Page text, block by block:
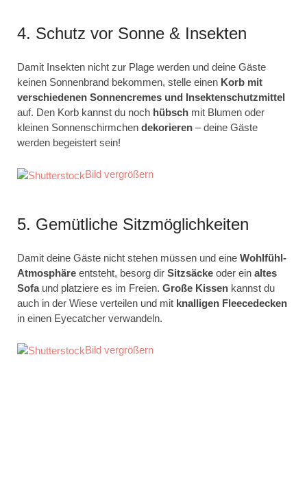
4. Schutz vor Sonne & Insekten
Damit Insekten nicht zur Plage werden und deine Gäste
keinen Sonnenbrand bekommen, stelle einen Korb mit
verschiedenen Sonnencremes und Insektenschutzmittel
auf. Den Korb kannst du noch hübsch mit Blumen oder
kleinen Sonnenschirmchen dekorieren – deine Gäste
werden begeistert sein!
Bild vergrößern
5. Gemütliche Sitzmöglichkeiten
Damit deine Gäste nicht stehen müssen und eine Wohlfühl-
Atmosphäre entsteht, besorg dir Sitzsäcke oder ein altes
Sofaund platziere es im Freien. Große Kissen kannst du
auch in der Wiese verteilen und mit knalligen Fleecedecken
in einen Eyecatcher verwandeln.
Bild vergrößern